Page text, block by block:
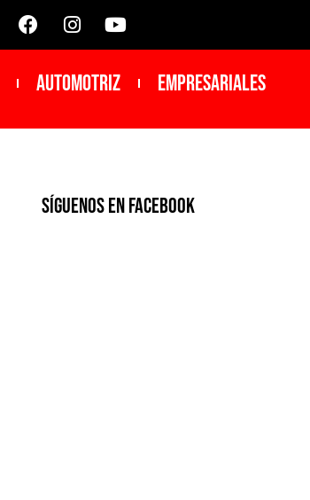
Automotriz Empresariales
SíGUENOS EN FACEBOOK